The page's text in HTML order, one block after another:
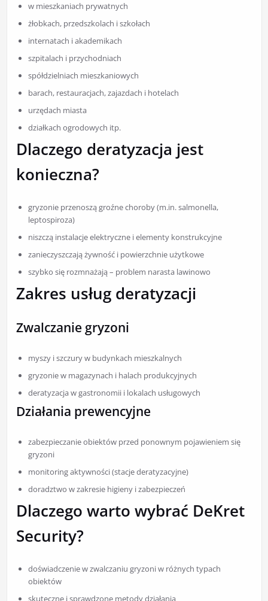
w mieszkaniach prywatnych
żłobkach, przedszkolach i szkołach
internatach i akademikach
szpitalach i przychodniach
spółdzielniach mieszkaniowych
barach, restauracjach, zajazdach i hotelach
urzędach miasta
działkach ogrodowych itp.
Dlaczego deratyzacja jest
konieczna?
gryzonie przenoszą groźne choroby (m.in. salmonella,
leptospiroza)
niszczą instalacje elektryczne i elementy konstrukcyjne
zanieczyszczają żywność i powierzchnie użytkowe
szybko się rozmnażają – problem narasta lawinowo
Zakres usług deratyzacji
Zwalczanie gryzoni
myszy i szczury w budynkach mieszkalnych
gryzonie w magazynach i halach produkcyjnych
deratyzacja w gastronomii i lokalach usługowych
Działania prewencyjne
zabezpieczanie obiektów przed ponownym pojawieniem się
gryzoni
monitoring aktywności (stacje deratyzacyjne)
doradztwo w zakresie higieny i zabezpieczeń
Dlaczego warto wybrać DeKret
Security?
doświadczenie w zwalczaniu gryzoni w różnych typach
obiektów
skuteczne i sprawdzone metody działania